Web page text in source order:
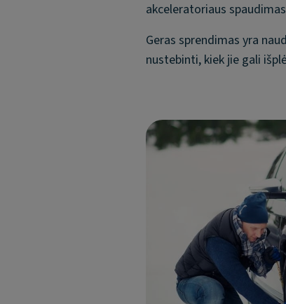
akceleratoriaus
Geras sprendimas yra
nustebinti, kiek jie gali